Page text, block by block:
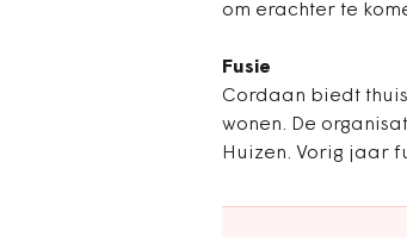
om erachter te
Fusie
Cordaan biedt
wonen. De
Huizen. Vorig jaar